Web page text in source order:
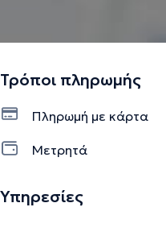
Τρόποι πληρωμής
Πληρωμή με κάρτα
Μετρητά
Υπηρεσίες